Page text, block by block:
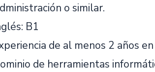
o similar.
B1
de al menos 2 años
de herramientas